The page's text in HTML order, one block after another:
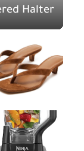
Halter...